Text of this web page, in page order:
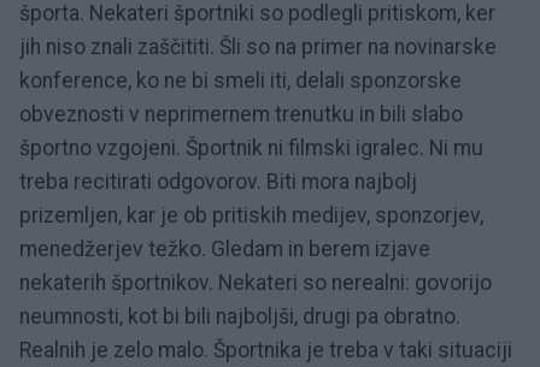
športa. Nekateri športniki so podlegli pritiskom, ker
jih niso znali zaščititi. Šli so na primer na novinarske
konference, ko ne bi smeli iti, delali sponzorske
obveznosti v neprimernem trenutku in bili slabo
športno vzgojeni. Športnik ni filmski igralec. Ni mu
treba recitirati odgovorov. Biti mora najbolj
prizemljen, kar je ob pritiskih medijev, sponzorjev,
menedžerjev težko. Gledam in berem izjave
nekaterih športnikov. Nekateri so nerealni: govorijo
neumnosti, kot bi bili najboljši, drugi pa obratno.
Realnih je zelo malo. Športnika je treba v taki situaciji